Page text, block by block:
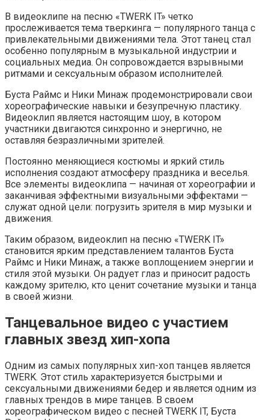
В видеоклипе на песню «TWERK IT» четко
прослеживается тема тверкинга — популярного танца с
привлекательными движениями тела. Этот танец стал
особенно популярным в музыкальной индустрии и
социальных медиа. Он сопровождается взрывными
ритмами и сексуальным образом исполнителей.
Буста Раймс и Ники Минаж продемонстрировали свои
хореографические навыки и безупречную пластику.
Видеоклип является настоящим шоу, в котором
участники двигаются синхронно и энергично, не
оставляя безразличными зрителей.
Постоянно меняющиеся костюмы и яркий стиль
исполнения создают атмосферу праздника и веселья.
Все элементы видеоклипа — начиная от хореографии и
заканчивая эффектными визуальными эффектами —
служат одной цели: погрузить зрителя в мир музыки и
движения.
Таким образом, видеоклип на песню «TWERK IT»
становится ярким представлением талантов Буста
Раймс и Ники Минаж, а также воплощением энергии и
стиля этой музыки. Он радует глаз и приносит радость
каждому зрителю, кто ценит сочетание музыки и танца
в своей жизни.
Танцевальное видео с участием
главных звезд хип-хопа
Одним из самых популярных хип-хоп танцев является
TWERK. Этот стиль характеризуется быстрыми и
сексуальными движениями бедер и является одним из
главных трендов в мире танцев. В своем
хореографическом видео с песней TWERK IT, Буста